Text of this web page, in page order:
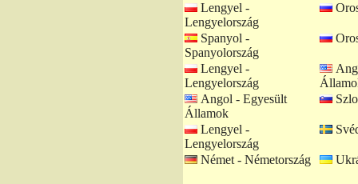
Lengyel -
Lengyelország
Spanyol -
Spanyolország
Lengyel -
Lengyelország
Angol - Egyesült
Államok
Lengyel -
Lengyelország
Német - Németország